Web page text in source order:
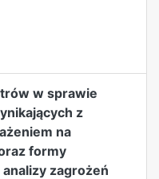
w sprawie
z
na
formy
zagrożeń